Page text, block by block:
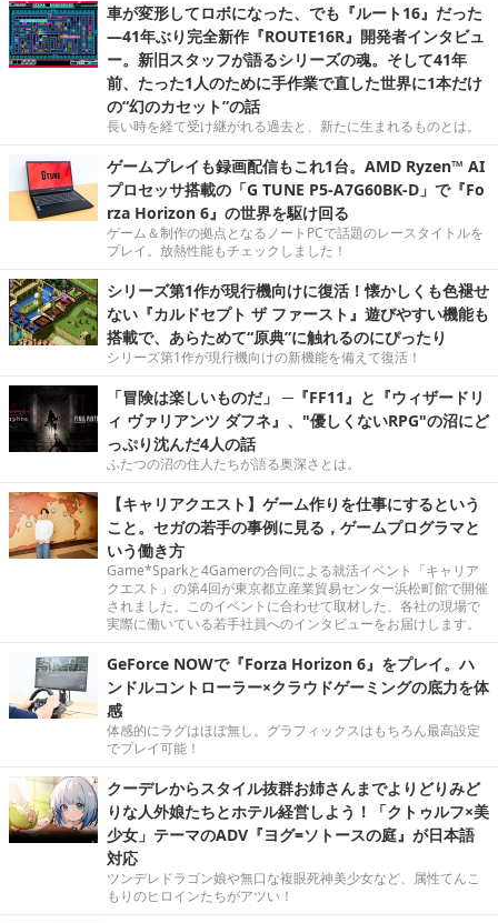
車が変形してロボになった、でも『ルート16』だった
―41年ぶり完全新作『ROUTE16R』開発者インタビュ
ー。新旧スタッフが語るシリーズの魂。そして41年
前、たった1人のために手作業で直した世界に1本だけ
の“幻のカセット”の話
長い時を経て受け継がれる過去と、新たに生まれるものとは。
ゲームプレイも録画配信もこれ1台。AMD Ryzen™ AI
プロセッサ搭載の「G TUNE P5-A7G60BK-D」で『Fo
rza Horizon 6』の世界を駆け回る
ゲーム＆制作の拠点となるノートPCで話題のレースタイトルを
プレイ。放熱性能もチェックしました！
シリーズ第1作が現行機向けに復活！懐かしくも色褪せ
ない『カルドセプト ザ ファースト』遊びやすい機能も
搭載で、あらためて“原典”に触れるのにぴったり
シリーズ第1作が現行機向けの新機能を備えて復活！
「冒険は楽しいものだ」 ─『FF11』と『ウィザードリ
ィ ヴァリアンツ ダフネ』、"優しくないRPG"の沼にど
っぷり沈んだ4人の話
ふたつの沼の住人たちが語る奥深さとは。
【キャリアクエスト】ゲーム作りを仕事にするという
こと。セガの若手の事例に見る，ゲームプログラマと
いう働き方
Game*Sparkと4Gamerの合同による就活イベント「キャリア
クエスト」の第4回が東京都立産業貿易センター浜松町館で開催
されました。このイベントに合わせて取材した、各社の現場で
実際に働いている若手社員へのインタビューをお届けします。
GeForce NOWで『Forza Horizon 6』をプレイ。ハ
ンドルコントローラー×クラウドゲーミングの底力を体
感
体感的にラグはほぼ無し。グラフィックスはもちろん最高設定
でプレイ可能！
クーデレからスタイル抜群お姉さんまでよりどりみど
りな人外娘たちとホテル経営しよう！「クトゥルフ×美
少女」テーマのADV『ヨグ=ソトースの庭』が日本語
対応
ツンデレドラゴン娘や無口な複眼死神美少女など、属性てんこ
もりのヒロインたちがアツい！